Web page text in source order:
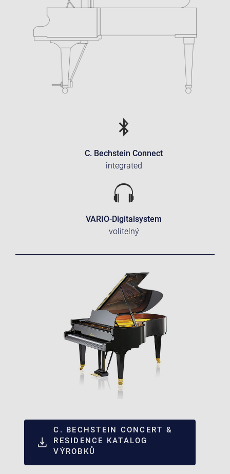
C. Bechstein Connect
integrated
VARIO-Digitalsystem
volitelný
C. BECHSTEIN CONCERT &
RESIDENCE KATALOG
VÝROBKŮ